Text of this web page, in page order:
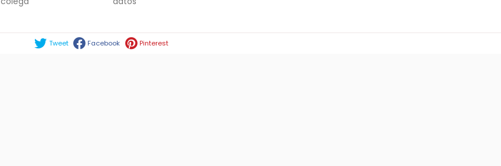
Tweet Facebook Pinterest